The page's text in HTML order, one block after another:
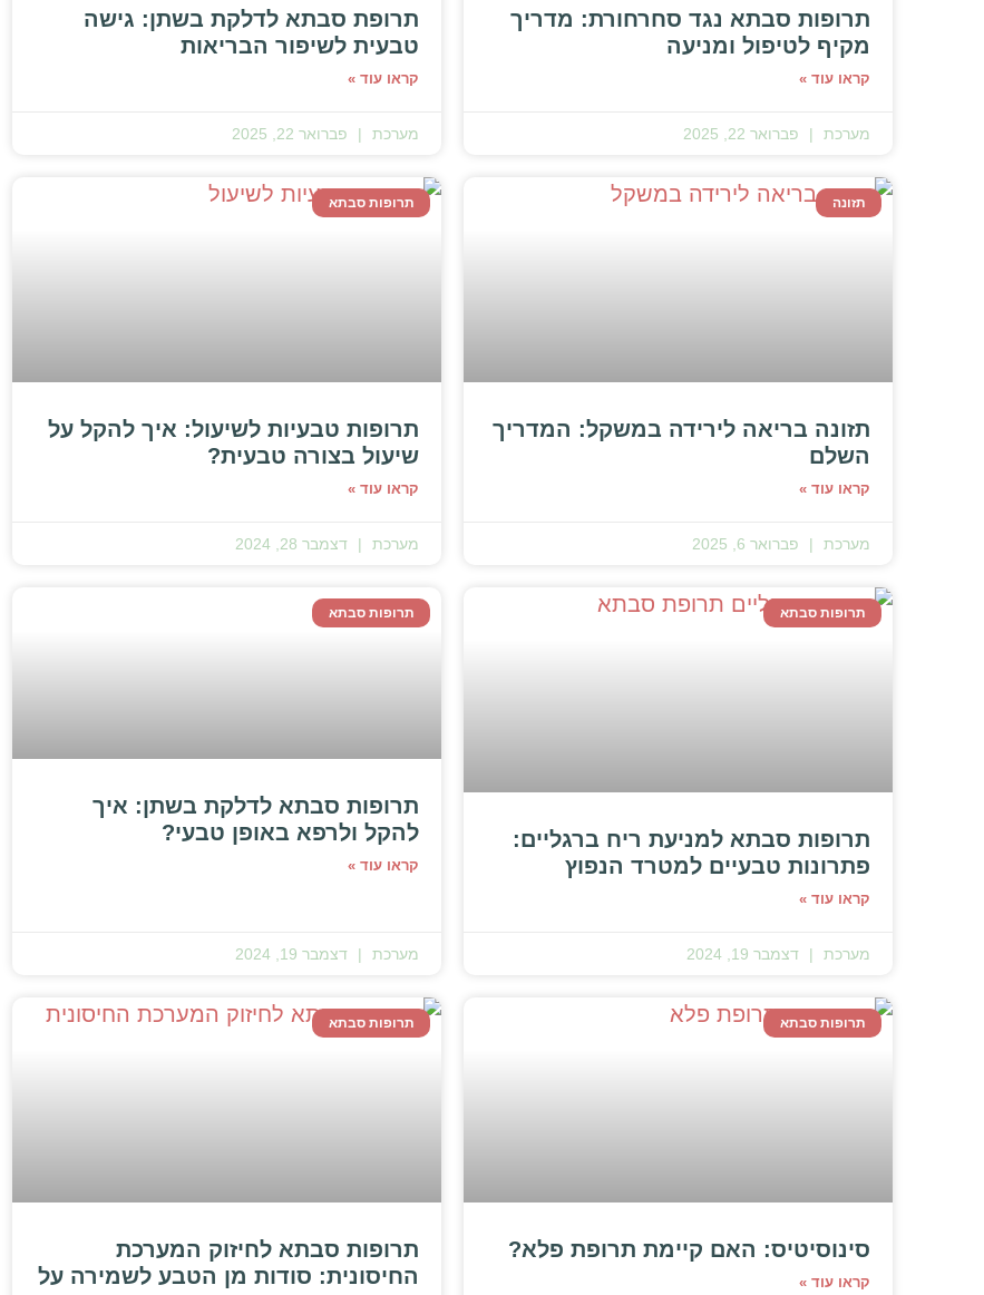
תרופות סבתא נגד סחרחורת: מדריך
מקיף לטיפול ומניעה
קראו עוד »
מערכת פברואר 22, 2025
תרופת סבתא לדלקת בשתן: גישה
טבעית לשיפור הבריאות
קראו עוד »
מערכת פברואר 22, 2025
תזונה
תזונה בריאה לירידה במשקל: המדריך
השלם
קראו עוד »
מערכת פברואר 6, 2025
תרופות סבתא
תרופות טבעיות לשיעול: איך להקל על
שיעול בצורה טבעית?
קראו עוד »
מערכת דצמבר 28, 2024
תרופות סבתא
תרופות סבתא למניעת ריח ברגליים:
פתרונות טבעיים למטרד הנפוץ
קראו עוד »
מערכת דצמבר 19, 2024
תרופות סבתא
תרופות סבתא לדלקת בשתן: איך
להקל ולרפא באופן טבעי?
קראו עוד »
מערכת דצמבר 19, 2024
תרופות סבתא
סינוסיטיס: האם קיימת תרופת פלא?
קראו עוד »
תרופות סבתא
תרופות סבתא לחיזוק המערכת
החיסונית: סודות מן הטבע לשמירה על